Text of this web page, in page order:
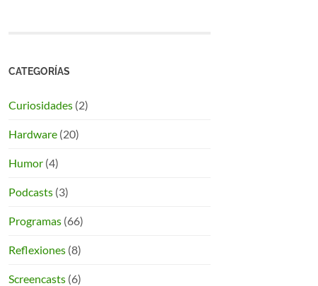
CATEGORÍAS
Curiosidades (2)
Hardware (20)
Humor (4)
Podcasts (3)
Programas (66)
Reflexiones (8)
Screencasts (6)